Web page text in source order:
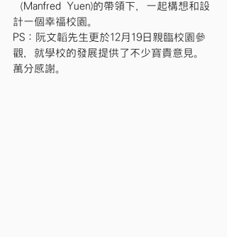
（Manfred Yuen)的帶領下，一起構想和設
計一個幸福校園。
PS：阮文韜先生更於12月19日親臨校園參
觀，就學校的發展提供了不少寶貴意見。
萬分感謝。